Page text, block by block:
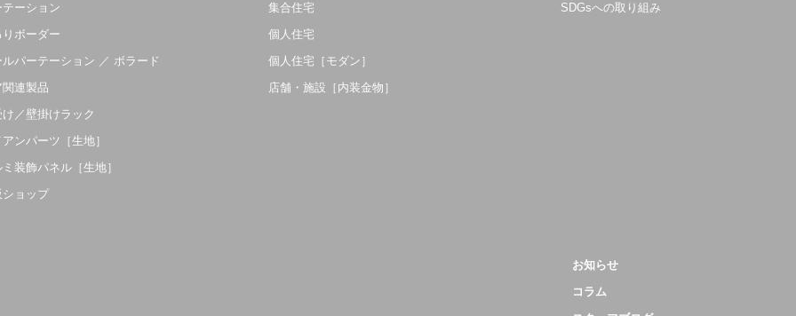
テーション
りボーダー
ルパーテーション ／ ボラード
関連製品
け／壁掛けラック
ンパーツ［生地］
ミ装飾パネル［生地］
ショップ
集合住宅
個人住宅
個人住宅［モダン］
店舗・施設［内装金物］
SDGsへの取り組み
お知らせ
コラム